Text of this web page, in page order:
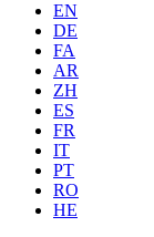
EN
DE
FA
AR
ZH
ES
FR
IT
PT
RO
HE